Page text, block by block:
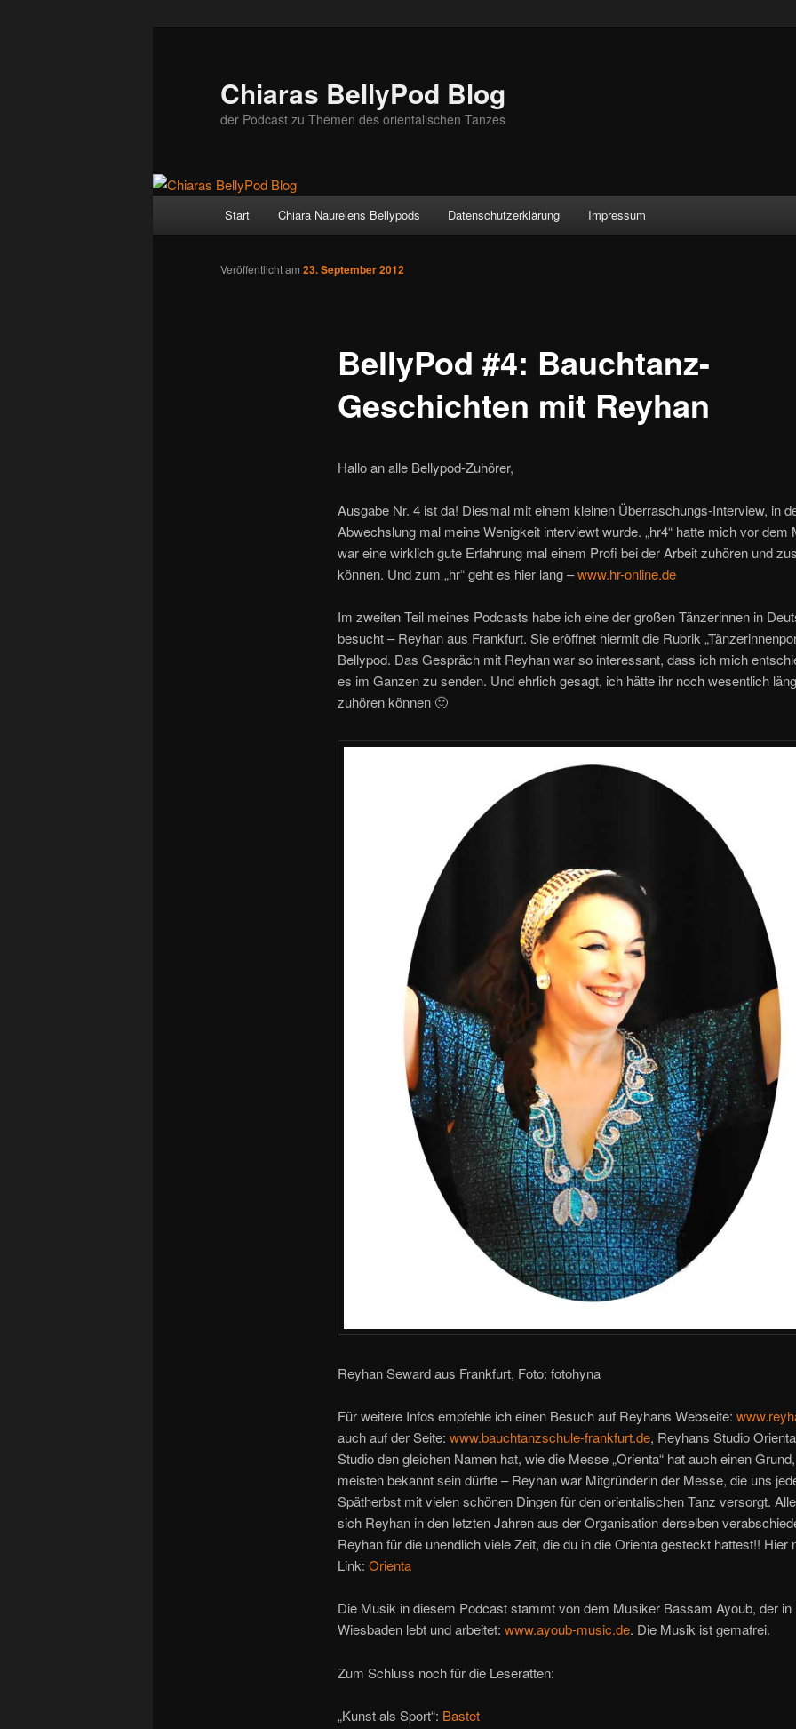
Chiaras BellyPod Blog
der Podcast zu Themen des orientalischen Tanzes
Start Chiara Naurelens Bellypods Datenschutzerklärung Impressum
BellyPod #4: Bauchtanz-
Geschichten mit Reyhan
Veröffentlicht am 23. September 2012
Hallo an alle Bellypod-Zuhörer,
Ausgabe Nr. 4 ist da! Diesmal mit einem kleinen Überraschungs-Interview, in
Abwechslung mal meine Wenigkeit interviewt wurde. „hr4“ hatte mich vor dem
war eine wirklich gute Erfahrung mal einem Profi bei der Arbeit zuhören und
können. Und zum „hr“ geht es hier lang –www.hr-online.de
Im zweiten Teil meines Podcasts habe ich eine der großen Tänzerinnen in
besucht – Reyhan aus Frankfurt. Sie eröffnet hiermit die Rubrik
Bellypod. Das Gespräch mit Reyhan war so interessant, dass ich mich
es im Ganzen zu senden. Und ehrlich gesagt, ich hätte ihr noch wesentlich
zuhören können 🙂
Reyhan Seward aus Frankfurt, Foto: fotohyna
Für weitere Infos empfehle ich einen Besuch auf Reyhans Webseite:
auch auf der Seite: www.bauchtanzschule-frankfurt.de, Reyhans Studio
Studio den gleichen Namen hat, wie die Messe „Orienta“ hat auch einen
meisten bekannt sein dürfte – Reyhan war Mitgründerin der Messe, die uns
Spätherbst mit vielen schönen Dingen für den orientalischen Tanz versorgt.
sich Reyhan in den letzten Jahren aus der Organisation derselben
Reyhan für die unendlich viele Zeit, die du in die Orienta gesteckt hattest!! Hier
Link: Orienta
Die Musik in diesem Podcast stammt von dem Musiker Bassam Ayoub, der in
Wiesbaden lebt und arbeitet: www.ayoub-music.de. Die Musik ist gemafrei.
Zum Schluss noch für die Leseratten:
„Kunst als Sport“: Bastet